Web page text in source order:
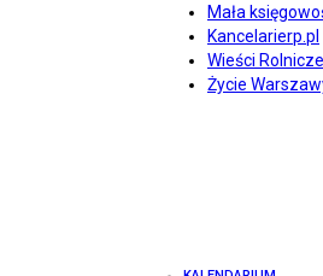
Mała
Kancelarierp.pl
Wieści Rolnicze
Życie